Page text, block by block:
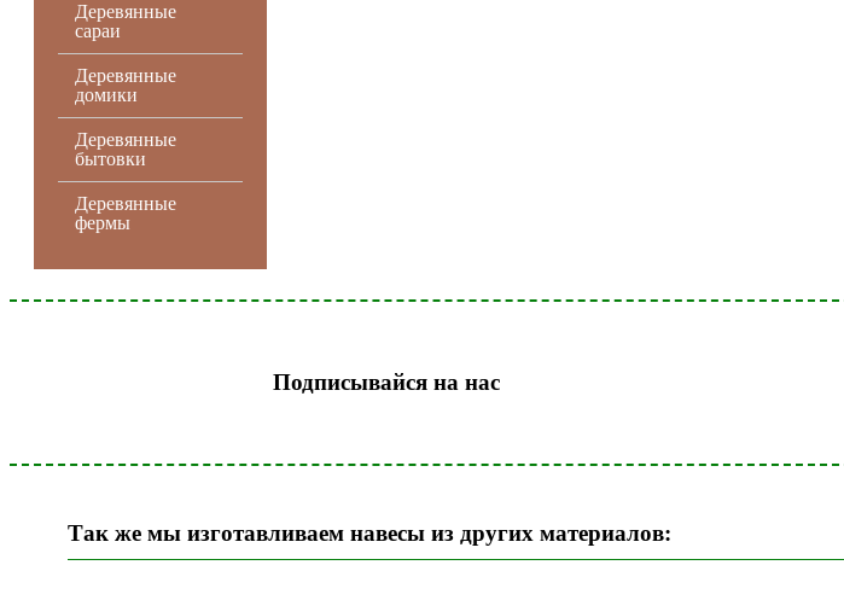
Деревянные
сараи
Деревянные
домики
Деревянные
бытовки
Деревянные
фермы
Подписывайся на нас
Так же мы изготавливаем навесы из других материалов: